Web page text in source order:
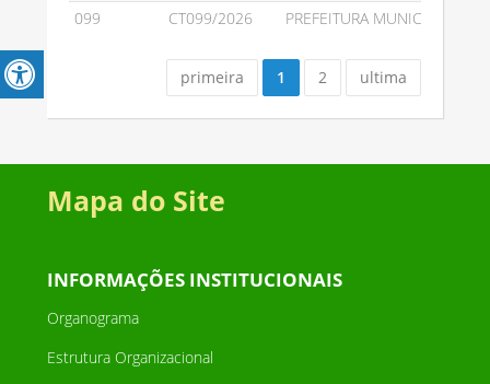
primeira 1 (current)
2 ultima
099 CT099/2026 PREFEITURA MUNICIPAL DE
Mapa do Site
INFORMAÇÕES INSTITUCIONAIS
Organograma
Estrutura Organizacional